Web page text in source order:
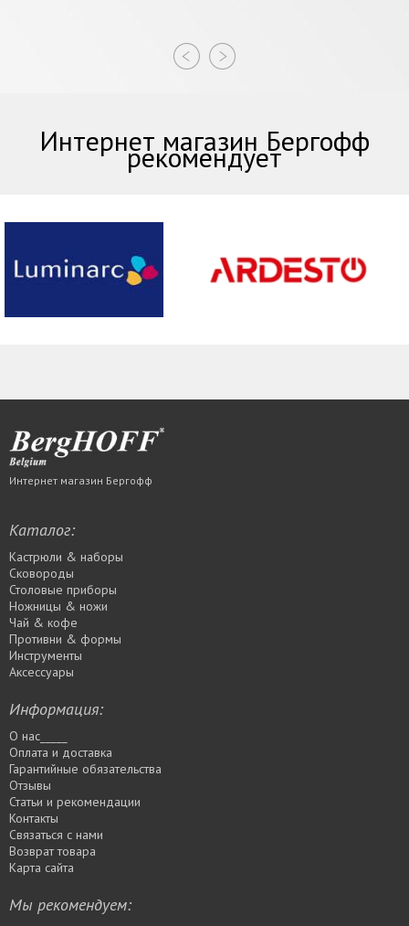
Интернет магазин Бергофф
рекомендует
Интернет магазин Бергофф
Каталог:
Кастрюли & наборы
Сковороды
Столовые приборы
Ножницы & ножи
Чай & кофе
Противни & формы
Инструменты
Аксессуары
Информация:
О нас_____
Оплата и доставка
Гарантийные обязательства
Отзывы
Статьи и рекомендации
Контакты
Связаться с нами
Возврат товара
Карта сайта
Мы рекомендуем: